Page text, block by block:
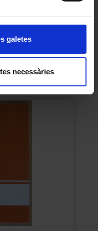
galetes
necessàries